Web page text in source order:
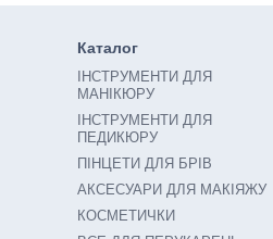
макіяж, який підкреслить
Каталог
ІНСТРУМЕНТИ ДЛЯ
МАНІКЮРУ
ІНСТРУМЕНТИ ДЛЯ
ПЕДИКЮРУ
ПІНЦЕТИ ДЛЯ БРІВ
АКСЕСУАРИ ДЛЯ МАКІЯЖУ
КОСМЕТИЧКИ